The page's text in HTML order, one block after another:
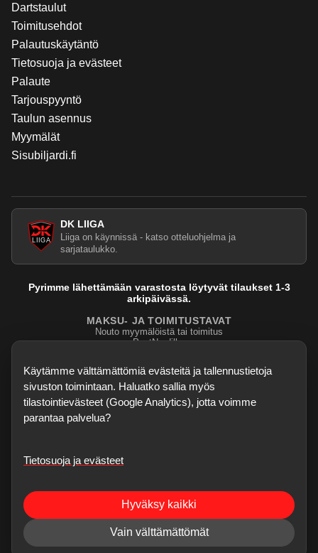
Dartstaulut
Toimitusehdot
Palautuskäytäntö
Tietosuoja ja evästeet
Palaute
Tarjouspyyntö
Taulun asennus
Myymälät
Sisubiljardi.fi
DK LIIGA
Liiga on käynnissä - katso otteluohjelma ja
sarjataulukko.
Pyrimme lähettämään varastosta löytyvät tilaukset 1-3
arkipäivässä.
MAKSU- JA TOIMITUSTAVAT
Nouto myymälöistä tai toimitus
PostNordilla.
Sisubiljardi.fi
ominaisuusehdotukset ovat enemmän kuin tervetulleita. Korjaukset voivat
tulla nopeastikin. Jätä palaute
Evasteasetukset
Käytämme välttämättömiä evästeitä ja tallennustietoja
sivuston toimintaan. Haluatko sallia myös
tilastointievästeet (Google Analytics), jotta voimme
parantaa palvelua?
Tietosuoja ja evästeet
Hyväksy kaikki
Vain välttämättömät